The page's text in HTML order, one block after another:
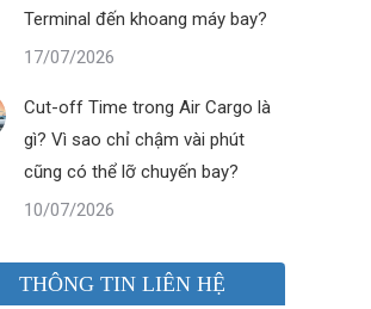
Terminal đến khoang máy bay?
17/07/2026
Cut-off Time trong Air Cargo là
gì? Vì sao chỉ chậm vài phút
cũng có thể lỡ chuyến bay?
10/07/2026
THÔNG TIN LIÊN HỆ